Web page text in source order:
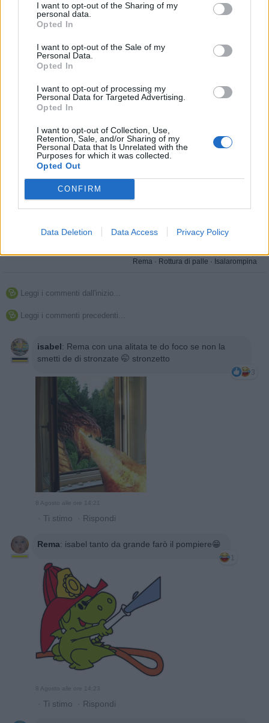
I want to opt-out of the Sharing of my
personal data.
Opted In
I want to opt-out of the Sale of my
Personal Data.
Opted In
I want to opt-out of processing my
Personal Data for Targeted Advertising.
Opted In
I want to opt-out of Collection, Use,
Retention, Sale, and/or Sharing of my
Personal Data that Is Unrelated with the
Purposes for which it was collected.
Opted Out
CONFIRM
Data Deletion Data Access Privacy Policy
Stime: 29
Ti stimo fratella
Rema · Rottura di palle · Isalarompina
 Leggi i commenti dall'inizio...
 Leggi i commenti precedenti...
isabel: Rema con una alitata te do foco se non la
smetti de di stronzate 🤭 stronzetto
3
8 Agosto alle ore 14:21
· Ti stimo · Rispondi
Rema: isabel tanto da grande farò il pompiere😁
1
8 Agosto alle ore 14:23
· Ti stimo · Rispondi